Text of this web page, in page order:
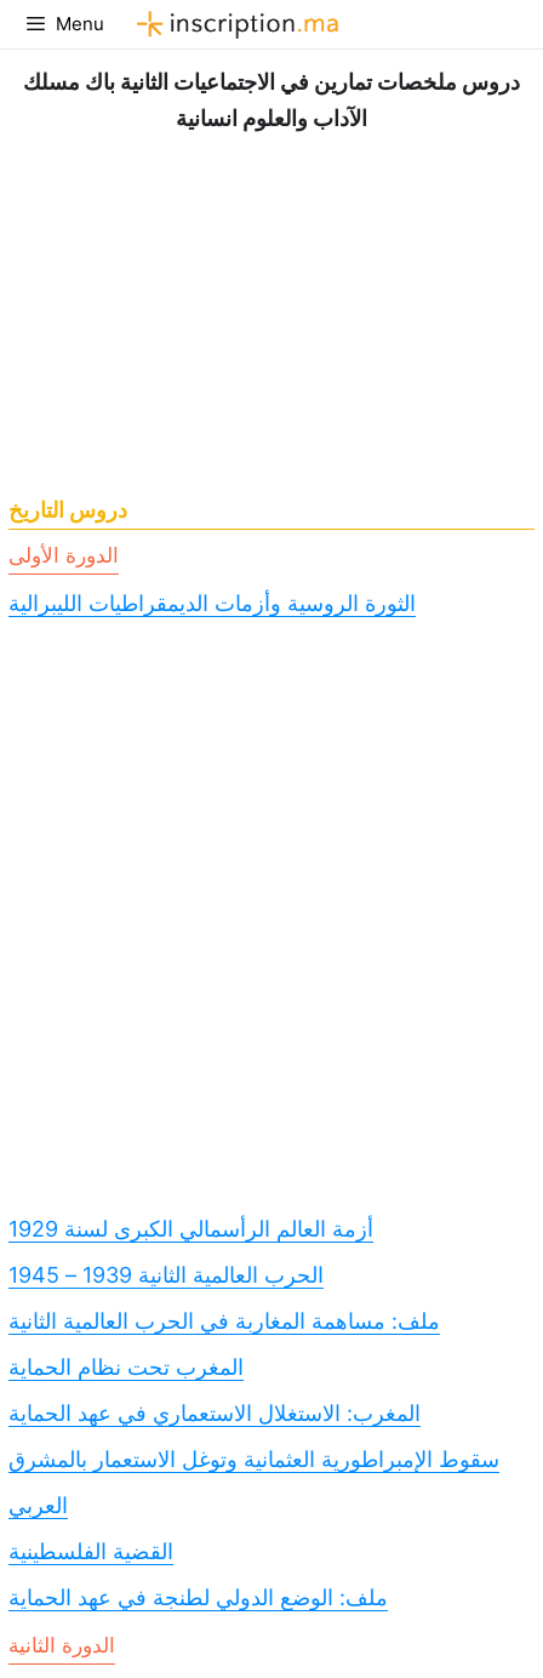
Aller
au
contenu
Menu
دروس ملخصات تمارين في الاجتماعيات الثانية باك مسلك
الآداب والعلوم انسانية
دروس التاريخ
الدورة الأولى
الثورة الروسية وأزمات الديمقراطيات الليبرالية
أزمة العالم الرأسمالي الكبرى لسنة 1929
الحرب العالمية الثانية 1939 – 1945
ملف: مساهمة المغاربة في الحرب العالمية الثانية
المغرب تحت نظام الحماية
المغرب: الاستغلال الاستعماري في عهد الحماية
سقوط الإمبراطورية العثمانية وتوغل الاستعمار بالمشرق
العربي
القضية الفلسطينية
ملف: الوضع الدولي لطنجة في عهد الحماية
الدورة الثانية